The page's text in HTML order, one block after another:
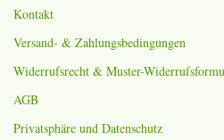
Kontakt
Versand- & Zahlungsbedingungen
Widerrufsrecht & Muster-
AGB
Privatsphäre und Datenschutz